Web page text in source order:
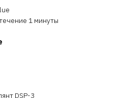
1 минуты
DSP-3